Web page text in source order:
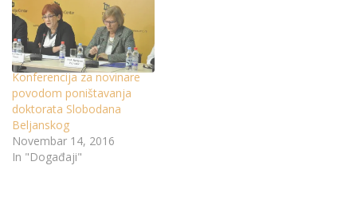
Konferencija za novinare
povodom poništavanja
doktorata Slobodana
Beljanskog
Novembar 14, 2016
In "Događaji"